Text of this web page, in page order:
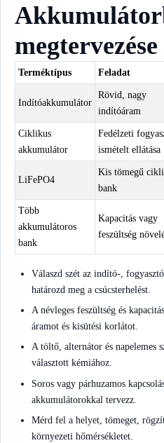
megtervezése
Terméktípus Feladat
Indítóakkumulátor
Rövid, nagy
indítóáram
Ciklikus
akkumulátor
Fedélzeti
ismételt ellátása
LiFePO4
Kis tömegű
bank
Több
akkumulátoros
bank
Kapacitás vagy
feszültség
Válaszd szét az indító-,
határozd meg a csúcsterhelést.
A névleges feszültség és
áramot és kisütési korlátot.
A töltő, alternátor és napelemes
választott kémiához.
Soros vagy párhuzamos
akkumulátorokkal tervezz.
Mérd fel a helyet, tömeget,
környezeti hőmérsékletet.